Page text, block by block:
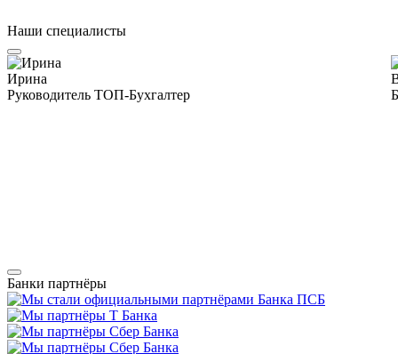
Наши специалисты
Ирина
Руководитель ТОП-Бухгалтер
Банки партнёры